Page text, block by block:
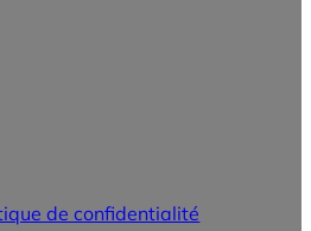
de confidentialité